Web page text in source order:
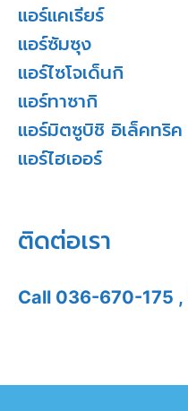
แอร์แคเรียร์
แอร์ซัมซุง
แอร์ไซโจเด็นกิ
แอร์ทาซากิ
แอร์มิตซูบิชิ อิเล็คทริค
แอร์ไฮเออร์
ติดต่อเรา
Call 036-670-175 ,